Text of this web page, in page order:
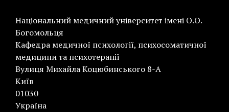
Національний медичний університет імені О.О.
Богомольця
Кафедра медичної психології, психосоматичної
медицини та психотерапії
Вулиця Михайла Коцюбинського 8-А
Київ
01030
Україна